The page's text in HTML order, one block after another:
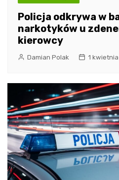
Policja odkrywa w
narkotyków u
kierowcy
Damian Polak 1